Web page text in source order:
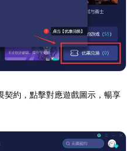
契約，點擊對應遊戲圖示，暢享